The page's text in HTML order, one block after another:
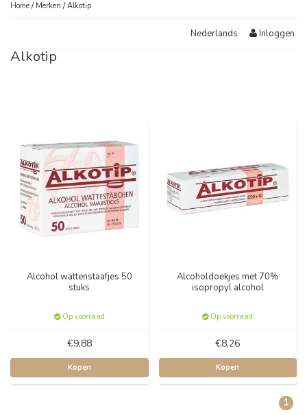
Home / Merken /Alkotip
Nederlands Inloggen
Alkotip
Alcohol wattenstaafjes 50
stuks
Op voorraad
€9,88
Kopen
Alcoholdoekjes met 70%
isopropyl alcohol
Op voorraad
€8,26
Kopen
1